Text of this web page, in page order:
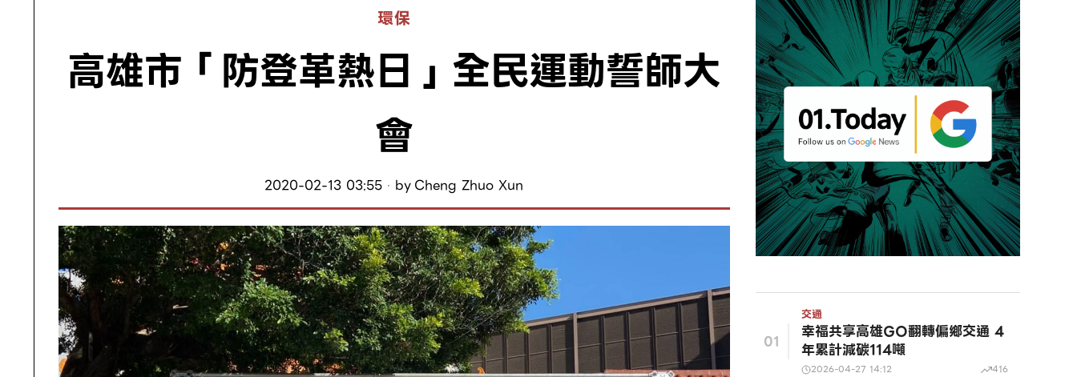
環保
高雄市「防登革熱日」全民運動誓師大
會
2020-02-13 03:55 by Cheng Zhuo Xun
01
交通
幸福共享高雄GO翻轉偏鄉交通 4
年累計減碳114噸
2026-04-27 14:12 416